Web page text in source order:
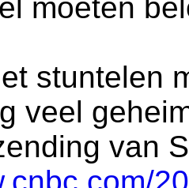
moeten
stuntelen
veel
van